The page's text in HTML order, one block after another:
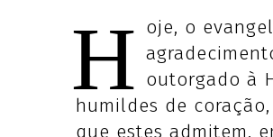
H oje, o
outorgado à
humildes de
que estes admitem,